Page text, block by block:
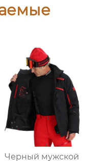
Черный мужской